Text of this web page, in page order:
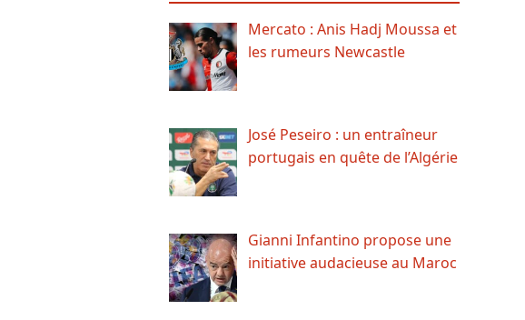
Mercato : Anis Hadj Moussa et
les rumeurs Newcastle
José Peseiro : un entraîneur
portugais en quête de l’Algérie
Gianni Infantino propose une
initiative audacieuse au Maroc